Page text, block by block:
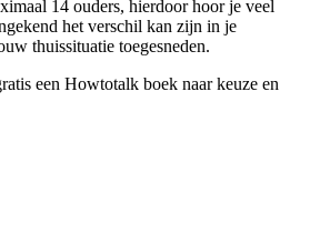
14 ouders, hierdoor hoor je veel
het verschil kan zijn in je
thuissituatie toegesneden.
een Howtotalk boek naar keuze en